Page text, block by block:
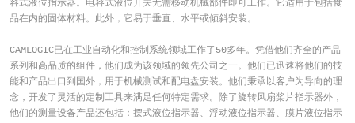
容式液位指示器。电容式液位开关无需移动机械部件即可工作。它适用于包括食
品在内的固体材料。此外，它易于垂直、水平或倾斜安装。
CAMLOGIC已在工业自动化和控制系统领域工作了50多年。凭借他们齐全的产品
系列和高品质的组件，他们成为该领域的领先公司之一。他们已迅速将他们的技
能和产品出口到国外，用于机械测试和配电盘安装。他们秉承以客户为导向的理
念，开发了灵活的定制工具来满足任何特定需求。除了旋转风扇桨片指示器外，
他们的测量设备产品还包括：摆式液位指示器、浮动液位指示器、膜片液位指示